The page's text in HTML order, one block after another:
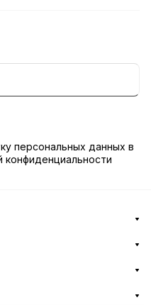
персональных данных в
конфиденциальности